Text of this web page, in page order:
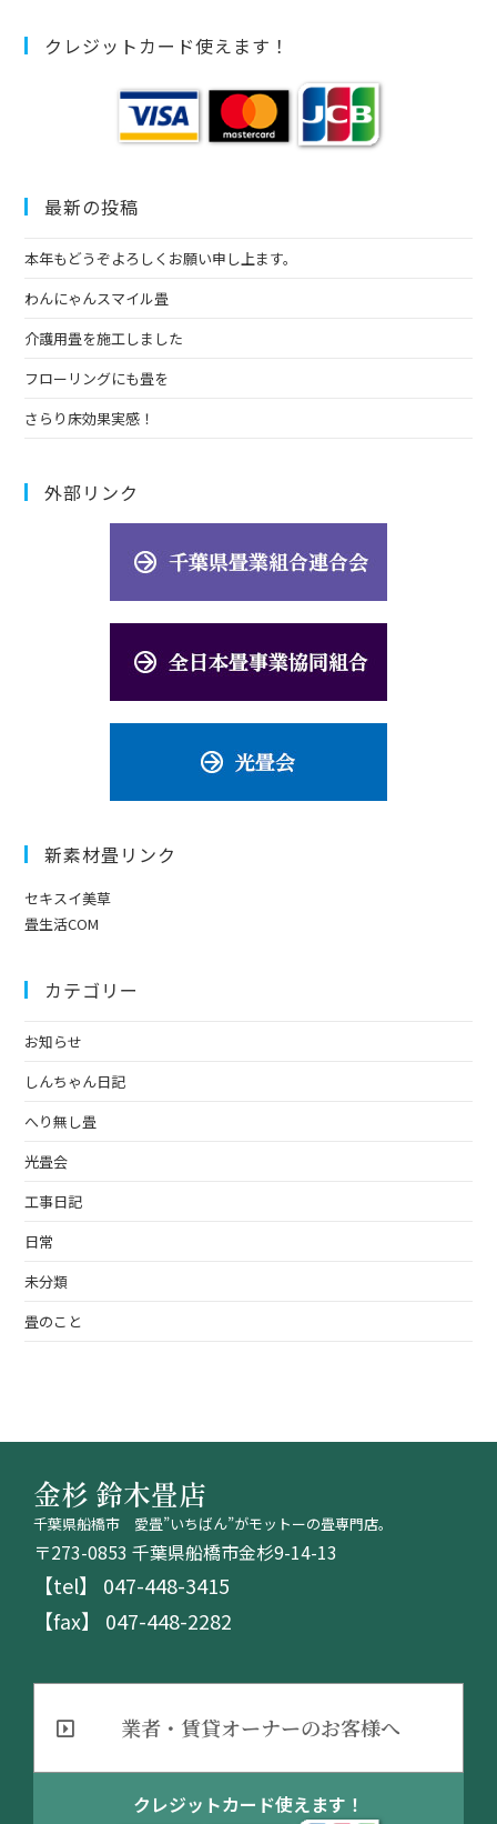
クレジットカード使えます！
最新の投稿
本年もどうぞよろしくお願い申し上ます。
わんにゃんスマイル畳
介護用畳を施工しました
フローリングにも畳を
さらり床効果実感！
外部リンク
新素材畳リンク
セキスイ美草
畳生活COM
カテゴリー
お知らせ
しんちゃん日記
へり無し畳
光畳会
工事日記
日常
未分類
畳のこと
金杉 鈴木畳店
千葉県船橋市 愛畳”いちばん”がモットーの畳専門店。
〒273-0853 千葉県船橋市金杉9-14-13
【tel】 047-448-3415
【fax】 047-448-2282
業者・賃貸オーナーのお客様へ
クレジットカード使えます！